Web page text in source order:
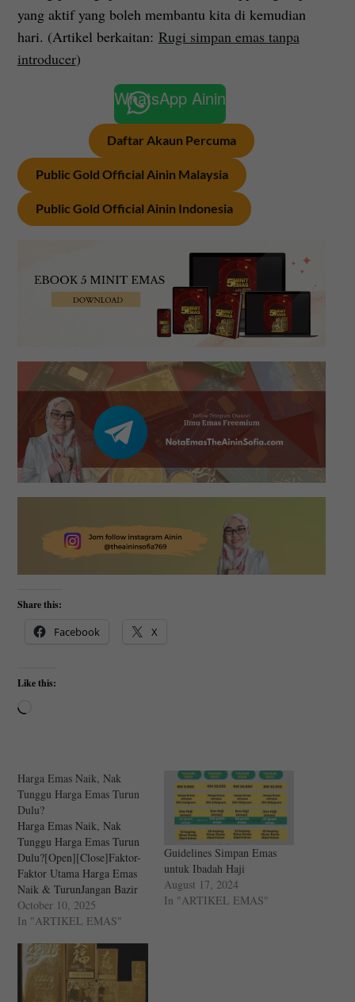
yang aktif yang boleh membantu kita di kemudian
hari. (Artikel berkaitan: Rugi simpan emas tanpa
introducer)
WhatsApp Ainin
Daftar Akaun Percuma
Public Gold Official Ainin Malaysia
Public Gold Official Ainin Indonesia
Share this:
Facebook X
Like this:
Harga Emas Naik, Nak
Tunggu Harga Emas Turun
Dulu?
Harga Emas Naik, Nak
Tunggu Harga Emas Turun
Dulu?[Open][Close]Faktor-
Faktor Utama Harga Emas
Naik & TurunJangan Bazir
Emosi Pada Benda Di Luar
KawalanApa Sebenarnya
Contoh Mindset Penabung
EmasEmas Penyimpan
Nilai, Bukan Pelaburan
October 10, 2025
In "ARTIKEL EMAS"
Guidelines Simpan Emas
untuk Ibadah Haji
August 17, 2024
In "ARTIKEL EMAS"